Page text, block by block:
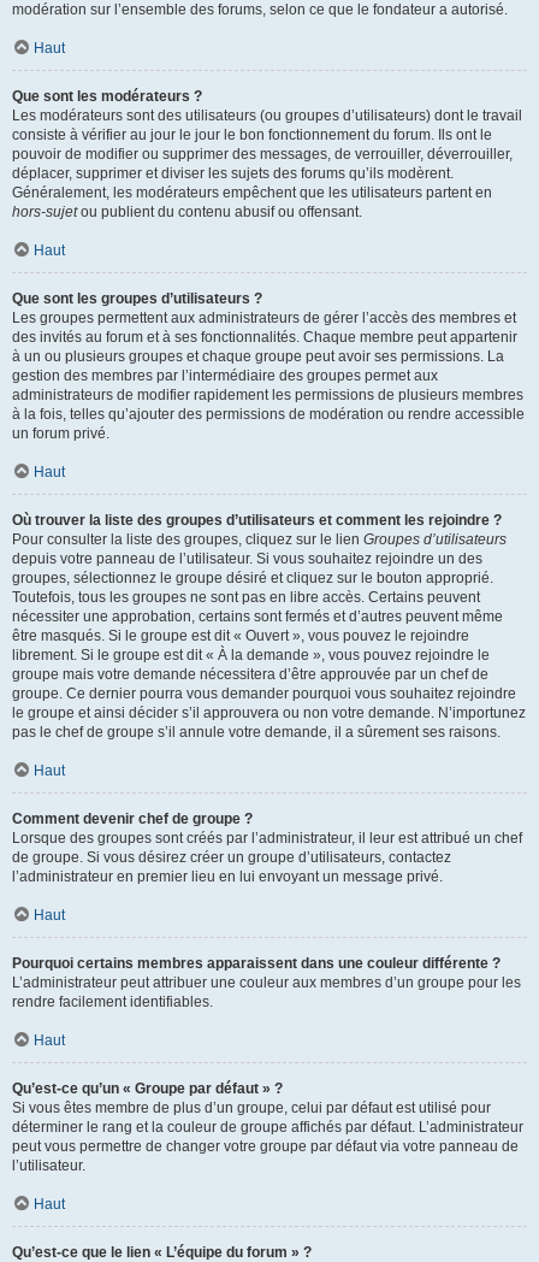
modération sur l’ensemble des forums, selon ce que le fondateur a autorisé.
Haut
Que sont les modérateurs ?
Les modérateurs sont des utilisateurs (ou groupes d’utilisateurs) dont le travail
consiste à vérifier au jour le jour le bon fonctionnement du forum. Ils ont le
pouvoir de modifier ou supprimer des messages, de verrouiller, déverrouiller,
déplacer, supprimer et diviser les sujets des forums qu’ils modèrent.
Généralement, les modérateurs empêchent que les utilisateurs partent en
hors-sujetou publient du contenu abusif ou offensant.
Haut
Que sont les groupes d’utilisateurs ?
Les groupes permettent aux administrateurs de gérer l’accès des membres et
des invités au forum et à ses fonctionnalités. Chaque membre peut appartenir
à un ou plusieurs groupes et chaque groupe peut avoir ses permissions. La
gestion des membres par l’intermédiaire des groupes permet aux
administrateurs de modifier rapidement les permissions de plusieurs membres
à la fois, telles qu’ajouter des permissions de modération ou rendre accessible
un forum privé.
Haut
Où trouver la liste des groupes d’utilisateurs et comment les rejoindre ?
Pour consulter la liste des groupes, cliquez sur le lien Groupes d’utilisateurs
depuis votre panneau de l’utilisateur. Si vous souhaitez rejoindre un des
groupes, sélectionnez le groupe désiré et cliquez sur le bouton approprié.
Toutefois, tous les groupes ne sont pas en libre accès. Certains peuvent
nécessiter une approbation, certains sont fermés et d’autres peuvent même
être masqués. Si le groupe est dit « Ouvert », vous pouvez le rejoindre
librement. Si le groupe est dit « À la demande », vous pouvez rejoindre le
groupe mais votre demande nécessitera d’être approuvée par un chef de
groupe. Ce dernier pourra vous demander pourquoi vous souhaitez rejoindre
le groupe et ainsi décider s’il approuvera ou non votre demande. N’importunez
pas le chef de groupe s’il annule votre demande, il a sûrement ses raisons.
Haut
Comment devenir chef de groupe ?
Lorsque des groupes sont créés par l’administrateur, il leur est attribué un chef
de groupe. Si vous désirez créer un groupe d’utilisateurs, contactez
l’administrateur en premier lieu en lui envoyant un message privé.
Haut
Pourquoi certains membres apparaissent dans une couleur différente ?
L’administrateur peut attribuer une couleur aux membres d’un groupe pour les
rendre facilement identifiables.
Haut
Qu’est-ce qu’un « Groupe par défaut » ?
Si vous êtes membre de plus d’un groupe, celui par défaut est utilisé pour
déterminer le rang et la couleur de groupe affichés par défaut. L’administrateur
peut vous permettre de changer votre groupe par défaut via votre panneau de
l’utilisateur.
Haut
Qu’est-ce que le lien « L’équipe du forum » ?